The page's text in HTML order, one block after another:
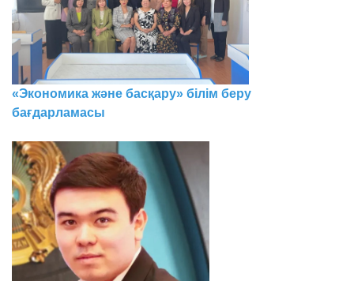
«Экономика және басқару» білім беру
бағдарламасы